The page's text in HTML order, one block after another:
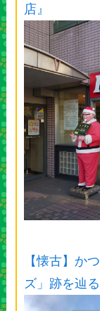
店』
【懐古】か
ズ」跡を辿る